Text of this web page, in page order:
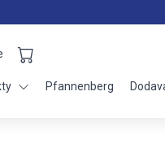
Pfannenberg